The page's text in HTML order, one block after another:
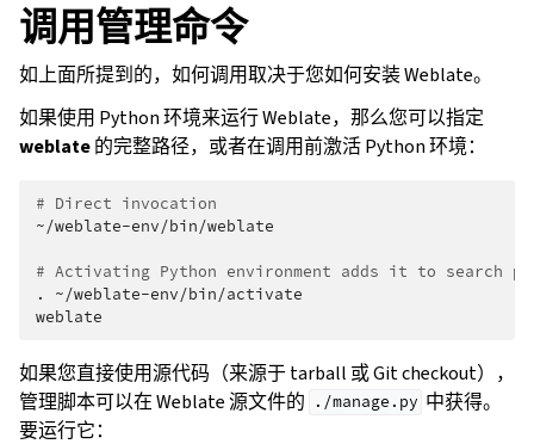
调用管理命令
如上面所提到的，如何调用取决于您如何安装 Weblate。
如果使用 Python 环境来运行 Weblate，那么您可以指定
weblate的完整路径，或者在调用前激活 Python 环境：
# Direct invocation
~/weblate-env/bin/weblate
# Activating Python environment adds it to search
.
~/weblate-env/bin/activate
如果您直接使用源代码（来源于 tarball 或 Git checkout），
管理脚本可以在 Weblate 源文件的
./manage.py 中获得。
要运行它：